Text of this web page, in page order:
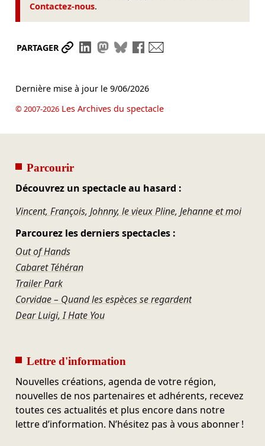
Contactez-nous.
PARTAGER Partager le lien
Partager sur LinkedIn
Partager sur Mastodon
Partager sur Bluesky
Partager sur Facebook
Dernière mise à jour le 9/06/2026
© 2007-2026Les Archives du spectacle
Parcourir
Découvrez un spectacle au hasard :
Vincent, François, Johnny, le vieux Pline, Jehanne et moi
Parcourez les derniers spectacles :
Out of Hands
Cabaret Téhéran
Trailer Park
Corvidae – Quand les espèces se regardent
Dear Luigi, I Hate You
Lettre d'information
Nouvelles créations, agenda de votre région,
nouvelles de nos partenaires et adhérents, recevez
toutes ces actualités et plus encore dans notre
lettre d’information. N’hésitez pas à vous abonner !